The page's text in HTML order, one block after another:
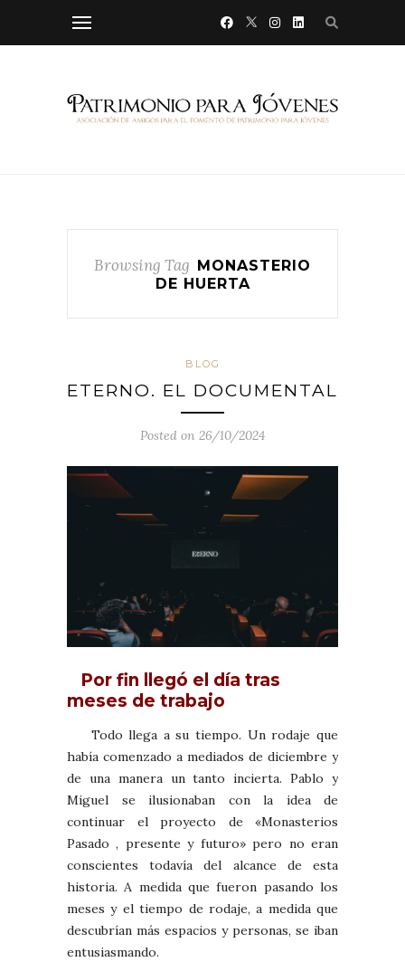
Browsing Tag
MONASTERIO
DE HUERTA
BLOG
ETERNO. EL DOCUMENTAL
Posted on 26/10/2024
Por fin llegó el día tras
meses de trabajo
Todo llega a su tiempo. Un rodaje que
había comenzado a mediados de diciembre y
de una manera un tanto incierta. Pablo y
Miguel se ilusionaban con la idea de
continuar el proyecto de «Monasterios
Pasado , presente y futuro» pero no eran
conscientes todavía del alcance de esta
historia. A medida que fueron pasando los
meses y el tiempo de rodaje, a medida que
descubrían más espacios y personas, se iban
entusiasmando.